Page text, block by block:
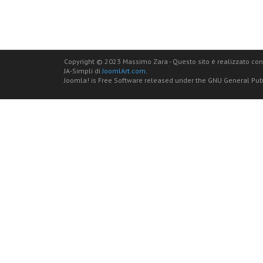
Copyright © 2023 Massimo Zara - Questo sito è realizzato
JA-Simpli diJoomlArt.com.
Joomla! is Free Software released under the GNU General